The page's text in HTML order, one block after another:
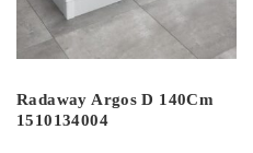
Radaway Argos D 140Cm
1510134004